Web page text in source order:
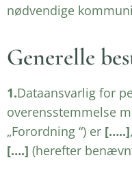
nødvendige
Generelle
1.Dataansvarlig for
overensstemmelse
„Forordning “) er […..]
[….] (herefter